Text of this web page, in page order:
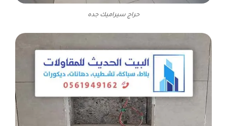
حراج سيراميك جده